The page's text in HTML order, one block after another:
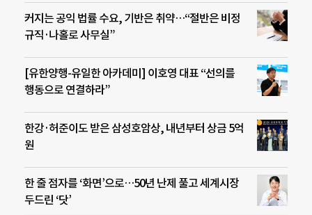
커지는 공익 법률 수요, 기반은 취약…“절반은 비정
규직·나홀로 사무실”
[유한양행-유일한 아카데미] 이호영 대표 “선의를
행동으로 연결하라”
한강·허준이도 받은 삼성호암상, 내년부터 상금 5억
원
한 줄 점자를 ‘화면’으로…50년 난제 풀고 세계시장
두드린 ‘닷’